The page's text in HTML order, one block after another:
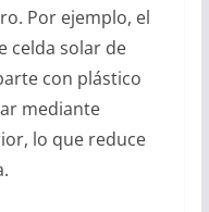
Por ejemplo, el
celda solar de
con plástico
mediante
lo que reduce